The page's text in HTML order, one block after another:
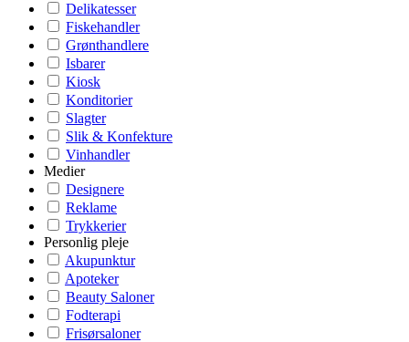
Delikatesser
Fiskehandler
Grønthandlere
Isbarer
Kiosk
Konditorier
Slagter
Slik & Konfekture
Vinhandler
Medier
Designere
Reklame
Trykkerier
Personlig pleje
Akupunktur
Apoteker
Beauty Saloner
Fodterapi
Frisørsaloner